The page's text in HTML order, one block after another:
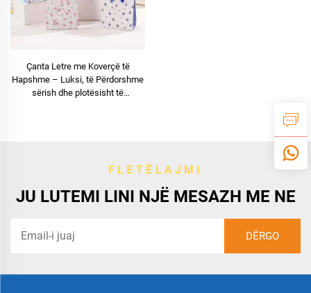
Çanta Letre me Koverçë të
Hapshme – Luksi, të Përdorshme
sërish dhe plotësisht të
FLETËLAJMI
JU LUTEMI LINI NJË MESAZH ME NE